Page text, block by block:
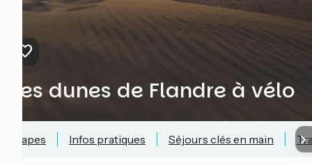
Les dunes de Flandre à vélo
Étapes Infos pratiques Séjours clés en main